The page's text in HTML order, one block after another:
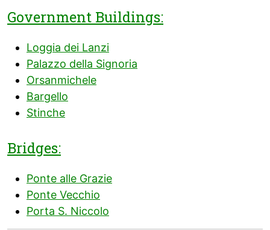
Government Buildings:
Loggia dei Lanzi
Palazzo della Signoria
Orsanmichele
Bargello
Stinche
Bridges:
Ponte alle Grazie
Ponte Vecchio
Porta S. Niccolo